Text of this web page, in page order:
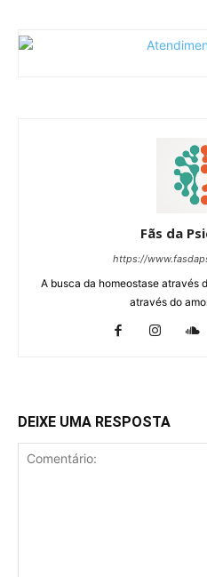
Fãs da
https://
A busca da homeostase através
através do
DEIXE UMA RESPOSTA